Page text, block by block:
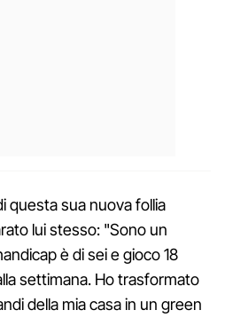
questa sua nuova follia
lui stesso: "Sono un
è di sei e gioco 18
settimana. Ho trasformato
della mia casa in un green